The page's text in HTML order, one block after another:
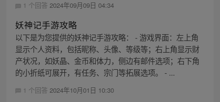
1 个回答 2024年09月09日 04:34
妖神记手游攻略
以下是为您提供的妖神记手游攻略： - 游戏界面：左上角
显示个人资料，包括昵称、头像、等级等；右上角显示财
产状况，如妖晶、金币和体力，侧边有邮件选项；右下角
的小折纸可展开，有任务、宗门等拓展选项。 - ...
1 个回答 2024年10月01日 10:30